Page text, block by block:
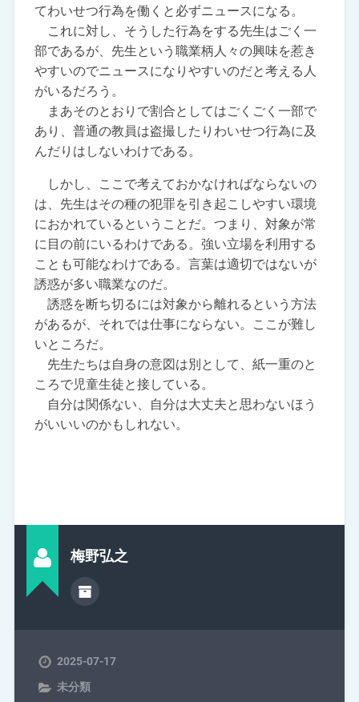
てわいせつ行為を働くと必ずニュースになる。
これに対し、そうした行為をする先生はごく一
部であるが、先生という職業柄人々の興味を惹き
やすいのでニュースになりやすいのだと考える人
がいるだろう。
まあそのとおりで割合としてはごくごく一部で
あり、普通の教員は盗撮したりわいせつ行為に及
んだりはしないわけである。
しかし、ここで考えておかなければならないの
は、先生はその種の犯罪を引き起こしやすい環境
におかれているということだ。つまり、対象が常
に目の前にいるわけである。強い立場を利用する
ことも可能なわけである。言葉は適切ではないが
誘惑が多い職業なのだ。
誘惑を断ち切るには対象から離れるという方法
があるが、それでは仕事にならない。ここが難し
いところだ。
先生たちは自身の意図は別として、紙一重のと
ころで児童生徒と接している。
自分は関係ない、自分は大丈夫と思わないほう
がいいいのかもしれない。
梅野弘之
2025-07-17
未分類